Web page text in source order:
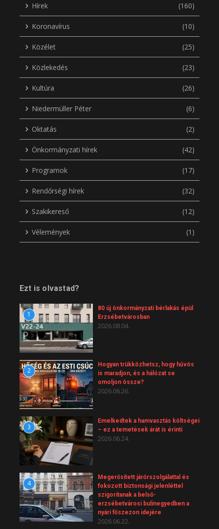
Hírek (160)
Koronavírus (10)
Közélet (25)
Közlekedés (23)
Kultúra (26)
Niedermüller Péter (6)
Oktatás (2)
Önkormányzati hírek (42)
Programok (17)
Rendőrségi hírek (32)
Szakikereső (12)
Vélemények (1)
Ezt is olvastad?
1
80 új önkormányzati bérlakás épül
Erzsébetvárosban
2026.08.04.
2
Hogyan trükközhetsz, hogy hűvös
is maradjon, és a hálózat se
omoljon össze?
2026.06.26.
3
Emelkedtek a hamvasztás költségei
– ez a temetések árát is érinti
2026.06.24.
4
Megerősített járőrszolgálattal és
fokozott biztonsági jelenléttel
szigorítanak a belső-
erzsébetvárosi bulinegyedben a
nyári főszezon idejére
2026.06.22.